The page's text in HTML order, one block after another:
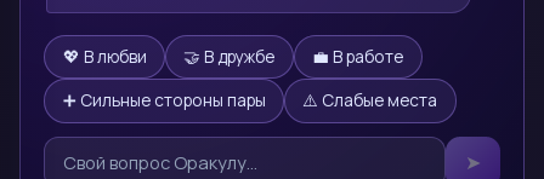
💖 В любви 🤝 В дружбе
💼 В работе
➕ Сильные стороны пары
⚠️ Слабые места
➤